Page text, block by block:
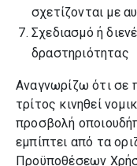
σχετίζονται με
Σχεδιασμό ή
δραστηριότητας
Αναγνωρίζω ότι σε
τρίτος κινηθεί
προσβολή
εμπίπτει από τα
Προϋποθέσεων